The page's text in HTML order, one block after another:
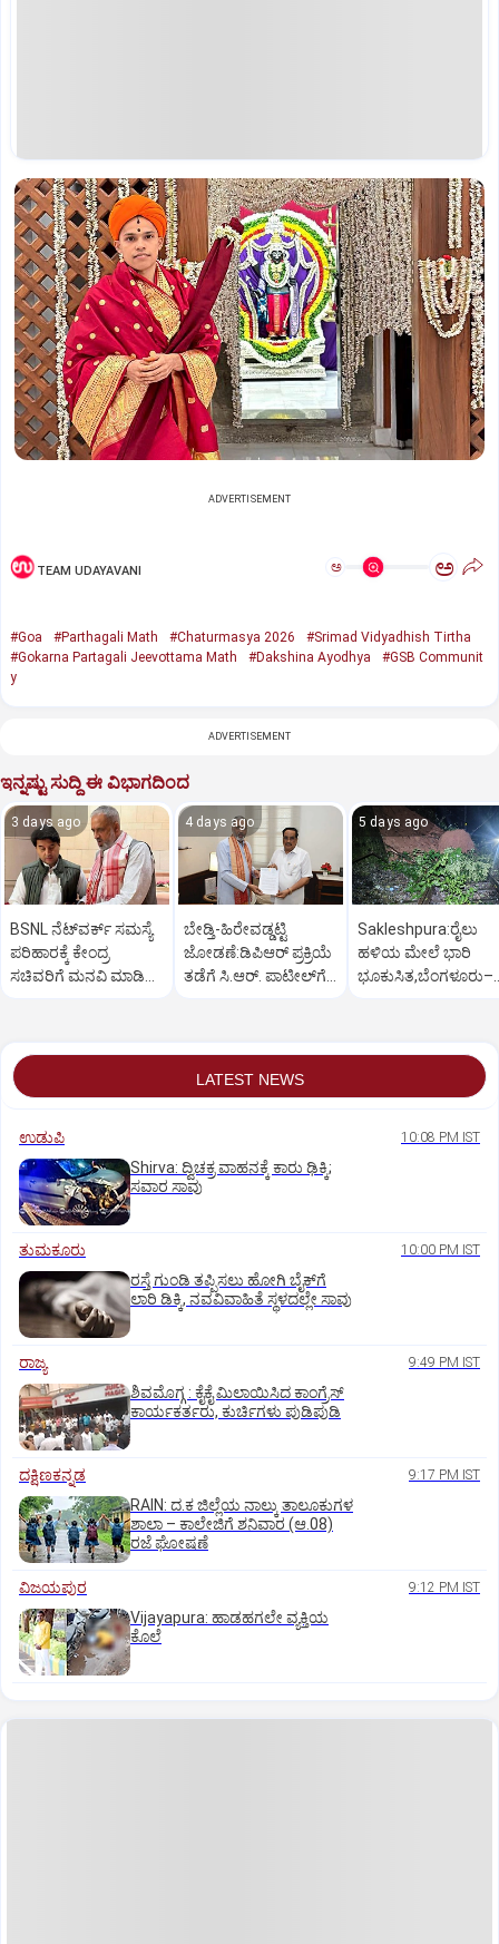
ADVERTISEMENT
TEAM UDAYAVANI ಅ ಅ
#Goa #Parthagali Math #Chaturmasya 2026
#Srimad Vidyadhish Tirtha
#Gokarna Partagali Jeevottama Math
#Dakshina Ayodhya
#GSB Communit
y
ADVERTISEMENT
ಇನ್ನಷ್ಟು ಸುದ್ದಿ ಈ ವಿಭಾಗದಿಂದ
3 days ago
BSNL ನೆಟ್‌ವರ್ಕ್ ಸಮಸ್ಯೆ
ಪರಿಹಾರಕ್ಕೆ ಕೇಂದ್ರ
ಸಚಿವರಿಗೆ ಮನವಿ ಮಾಡಿದ
4 days ago
ಬೇಡ್ತಿ-ಹಿರೇವಡ್ಡಟ್ಟಿ
ಜೋಡಣೆ:ಡಿಪಿಆರ್‌ ಪ್ರಕ್ರಿಯೆ
ತಡೆಗೆ ಸಿ.ಆರ್. ಪಾಟೀಲ್‌ಗೆ
5 days ago
Sakleshpura:ರೈಲು
ಹಳಿಯ ಮೇಲೆ ಭಾರಿ
ಭೂಕುಸಿತ,ಬೆಂಗಳೂರು–
LATEST NEWS
ಉಡುಪಿ 10:08 PM IST
Shirva: ದ್ವಿಚಕ್ರ ವಾಹನಕ್ಕೆ ಕಾರು ಢಿಕ್ಕಿ;
ಸವಾರ ಸಾವು
ತುಮಕೂರು 10:00 PM IST
ರಸ್ತೆ ಗುಂಡಿ ತಪ್ಪಿಸಲು ಹೋಗಿ ಬೈಕ್‌ಗೆ
ಲಾರಿ ಡಿಕ್ಕಿ, ನವವಿವಾಹಿತೆ ಸ್ಥಳದಲ್ಲೇ ಸಾವು
ರಾಜ್ಯ 9:49 PM IST
ಶಿವಮೊಗ್ಗ : ಕೈಕೈ ಮಿಲಾಯಿಸಿದ ಕಾಂಗ್ರೆಸ್
ಕಾರ್ಯಕರ್ತರು, ಕುರ್ಚಿಗಳು ಪುಡಿಪುಡಿ
ದಕ್ಷಿಣಕನ್ನಡ 9:17 PM IST
RAIN: ದ.ಕ ಜಿಲ್ಲೆಯ ನಾಲ್ಕು ತಾಲೂಕುಗಳ
ಶಾಲಾ – ಕಾಲೇಜಿಗೆ ಶನಿವಾರ (ಆ.08)
ರಜೆ ಘೋಷಣೆ
ವಿಜಯಪುರ 9:12 PM IST
Vijayapura: ಹಾಡಹಗಲೇ ವ್ಯಕ್ತಿಯ
ಕೊಲೆ